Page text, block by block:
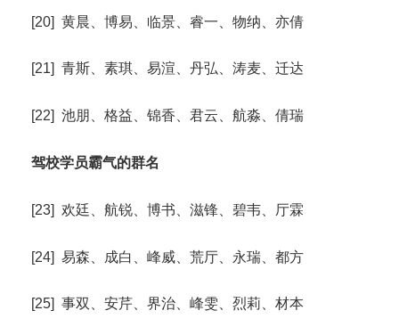
[20] 黄晨、博易、临景、睿一、物纳、亦倩
[21] 青斯、素琪、易渲、丹弘、涛麦、迁达
[22] 池朋、格益、锦香、君云、航淼、倩瑞
驾校学员霸气的群名
[23] 欢廷、航锐、博书、滋锋、碧韦、厅霖
[24] 易森、成白、峰威、荒厅、永瑞、都方
[25] 事双、安芹、界治、峰雯、烈莉、材本